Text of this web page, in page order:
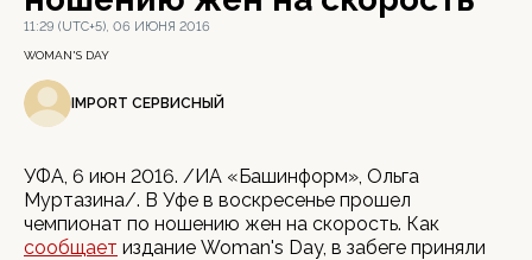
11:29 (UTC+5), 06 ИЮНЯ 2016
WOMAN'S DAY
IMPORT СЕРВИСНЫЙ
УФА, 6 июн 2016. /ИА «Башинформ», Ольга
Муртазина/. В Уфе в воскресенье прошел
чемпионат по ношению жен на скорость. Как
сообщает издание Woman's Day, в забеге приняли